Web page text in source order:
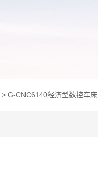
> G-CNC6140经济型数控车床